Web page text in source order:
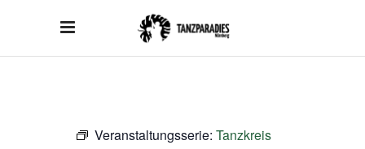
Veranstaltungsserie: Tanzkreis